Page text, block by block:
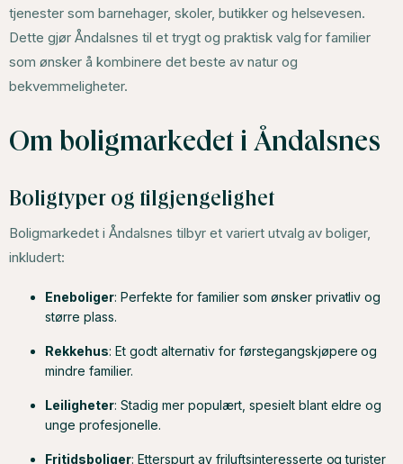
tjenester som barnehager, skoler, butikker og helsevesen.
Dette gjør Åndalsnes til et trygt og praktisk valg for familier
som ønsker å kombinere det beste av natur og
bekvemmeligheter.
Om boligmarkedet i Åndalsnes
Boligtyper og tilgjengelighet
Boligmarkedet i Åndalsnes tilbyr et variert utvalg av boliger,
inkludert:
Eneboliger: Perfekte for familier som ønsker privatliv og
større plass.
Rekkehus: Et godt alternativ for førstegangskjøpere og
mindre familier.
Leiligheter: Stadig mer populært, spesielt blant eldre og
unge profesjonelle.
Fritidsboliger: Etterspurt av friluftsinteresserte og turister